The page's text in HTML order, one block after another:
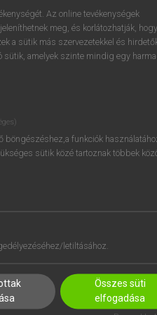
elindításához
regisztrálok ésbelépek.
REGISZTRÁCIÓ
Az online tevékenységek
meg, és korlátozhatják,
a sütik más szervezetekkel és
sütik, amelyek szinte mindig egy
böngészéshez,a funkciók
sütik közé tartoznak többek
letiltásához.
Összes süti
elfogadása